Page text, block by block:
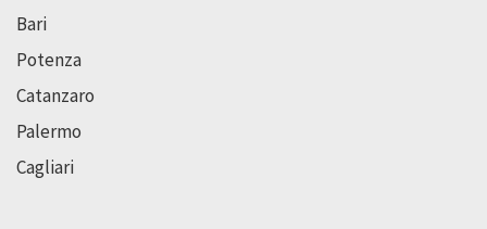
Bari
Potenza
Catanzaro
Palermo
Cagliari